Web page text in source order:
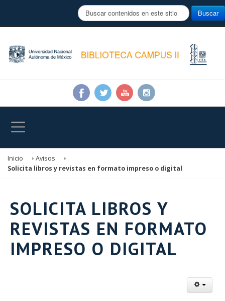
B
u
a
Buscar
Inicio
Avisos
Solicita libros y revistas en formato impreso o digital
SOLICITA LIBROS Y
REVISTAS EN FORMATO
IMPRESO O DIGITAL